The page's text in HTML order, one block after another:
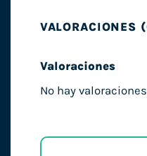
VALORACIONES
Valoraciones
No hay